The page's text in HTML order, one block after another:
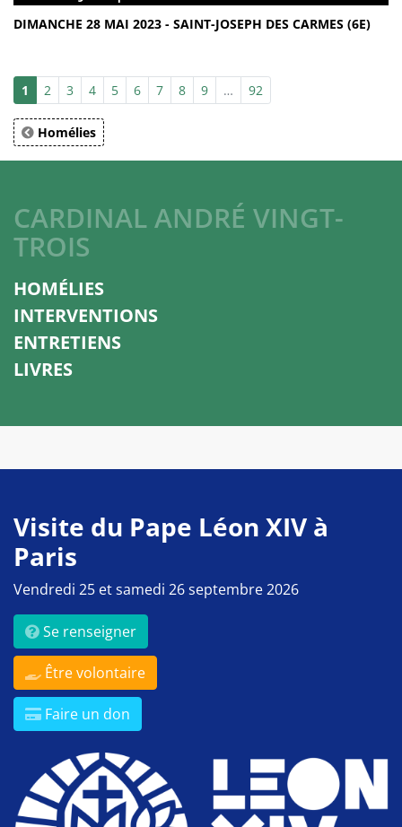
DIMANCHE 28 MAI 2023 - SAINT-JOSEPH DES CARMES (6E)
1 2 3 4 5 6 7 8 9 … 92
Homélies
CARDINAL ANDRÉ VINGT-
TROIS
HOMÉLIES
INTERVENTIONS
ENTRETIENS
LIVRES
Visite du Pape Léon XIV à
Paris
Vendredi 25 et samedi 26 septembre 2026
Se renseigner
Être volontaire
Faire un don